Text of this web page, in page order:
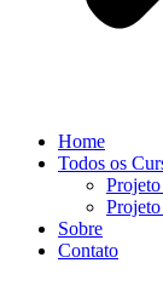
Home
Todos os
Sobre
Contato